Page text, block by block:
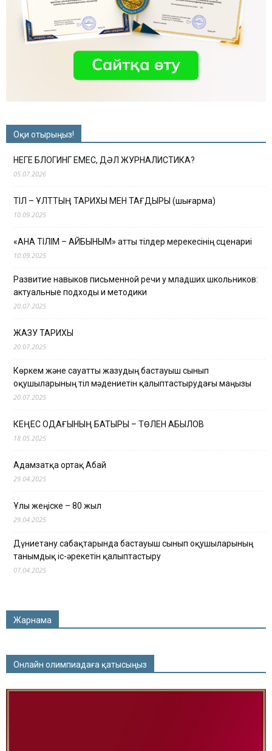
Оқи отырыңыз!
НЕГЕ БЛОГИНГ ЕМЕС, ДӘЛ ЖУРНАЛИСТИКА?
05.07.2026
ТІЛ – ҰЛТТЫҢ ТАРИХЫ МЕН ТАҒДЫРЫ (шығарма)
10.09.2025
«АНА ТІЛІМ – АЙБЫНЫМ» атты тілдер мерекесінің сценариі
10.09.2025
Развитие навыков письменной речи у младших школьников:
актуальные подходы и методики
20.07.2025
ЖАЗУ ТАРИХЫ
20.07.2025
Көркем және сауатты жазудың бастауыш сынып
оқушыларының тіл мәдениетін қалыптастырудағы маңызы
20.07.2025
КЕҢЕС ОДАҒЫНЫҢ БАТЫРЫ – ТӨЛЕН ҚАБЫЛОВ
18.05.2025
Адамзатқа ортақ Абай
29.04.2025
Ұлы жеңіске – 80 жыл
29.04.2025
Дүниетану сабақтарында бастауыш сынып оқушыларының
танымдық іс-әрекетін қалыптастыру
07.04.2025
Жарнама
Онлайн олимпиадаға қатысыңыз